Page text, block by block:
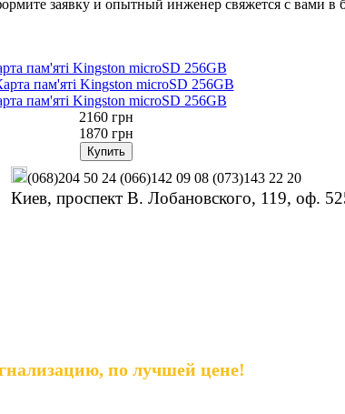
заявку и опытный инженер свяжется с вами в
пам'яті Kingston microSD 256GB
пам'яті Kingston microSD 256GB
2160 грн
1870 грн
(068)204 50 24 (066)142 09 08 (073)143 22 20
Киев, проспект В. Лобановского, 119, оф.
по лучшей цене!